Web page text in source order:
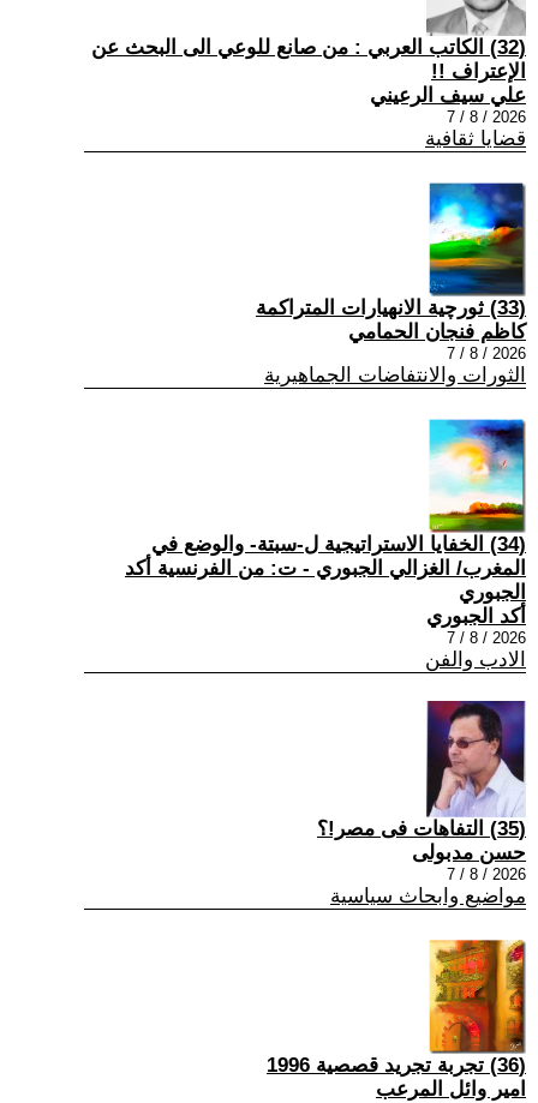
(32) الكاتب العربي : من صانع للوعي الى البحث عن
الإعتراف !!
علي سيف الرعيني
2026 / 8 / 7
قضايا ثقافية
(33) ثورچية الانهيارات المتراكمة
كاظم فنجان الحمامي
2026 / 8 / 7
الثورات والانتفاضات الجماهيرية
(34) الخفايا الاستراتيجية ل-سبتة- والوضع في
المغرب/ الغزالي الجبوري - ت: من الفرنسية أكد
الجبوري
أكد الجبوري
2026 / 8 / 7
الادب والفن
(35) التفاهات فى مصر!؟
حسن مدبولى
2026 / 8 / 7
مواضيع وابحاث سياسية
(36) تجربة تجريد قصصية 1996
امير وائل المرعب